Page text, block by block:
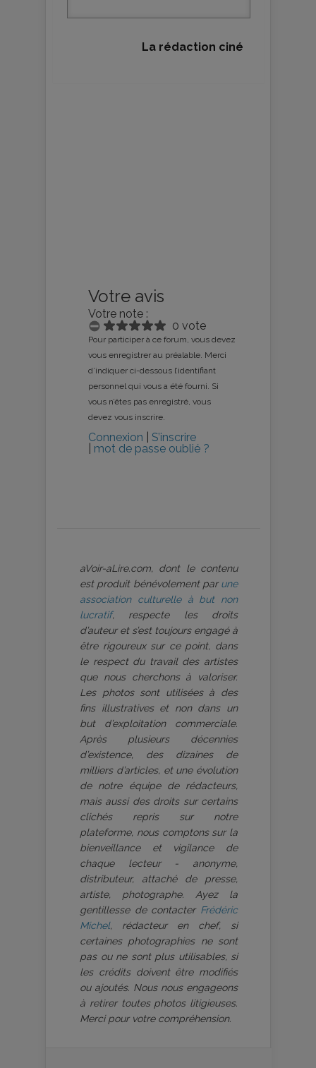
La rédaction ciné
Votre avis
Votre note :
0 vote
Pour participer à ce forum, vous devez
vous enregistrer au préalable. Merci
d’indiquer ci-dessous l’identifiant
personnel qui vous a été fourni. Si
vous n’êtes pas enregistré, vous
devez vous inscrire.
Connexion
S’inscrire
mot de passe oublié ?
aVoir-aLire.com, dont le contenu
est produit bénévolement par une
association culturelle à but non
lucratif, respecte les droits
d’auteur et s’est toujours engagé à
être rigoureux sur ce point, dans
le respect du travail des artistes
que nous cherchons à valoriser.
Les photos sont utilisées à des
fins illustratives et non dans un
but d’exploitation commerciale.
Après plusieurs décennies
d’existence, des dizaines de
milliers d’articles, et une évolution
de notre équipe de rédacteurs,
mais aussi des droits sur certains
clichés repris sur notre
plateforme, nous comptons sur la
bienveillance et vigilance de
chaque lecteur - anonyme,
distributeur, attaché de presse,
artiste, photographe. Ayez la
gentillesse de contacter Frédéric
Michel, rédacteur en chef, si
certaines photographies ne sont
pas ou ne sont plus utilisables, si
les crédits doivent être modifiés
ou ajoutés. Nous nous engageons
à retirer toutes photos litigieuses.
Merci pour votre compréhension.